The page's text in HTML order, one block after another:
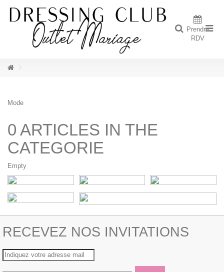
Prendre
RDV
Mode
0 ARTICLES IN THE
CATEGORIE
Empty
RECEVEZ NOS INVITATIONS